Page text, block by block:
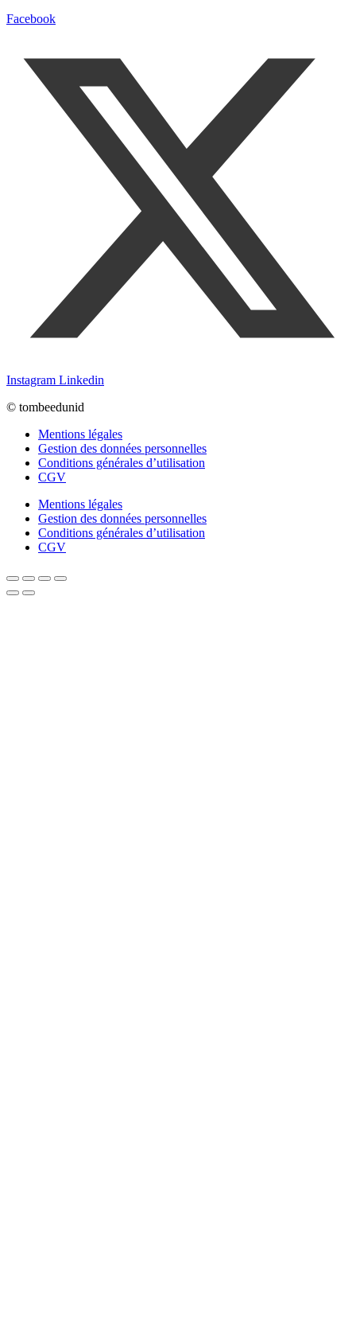
Facebook
Instagram Linkedin
© tombeedunid
Mentions légales
Gestion des données personnelles
Conditions générales d’utilisation
CGV
Mentions légales
Gestion des données personnelles
Conditions générales d’utilisation
CGV